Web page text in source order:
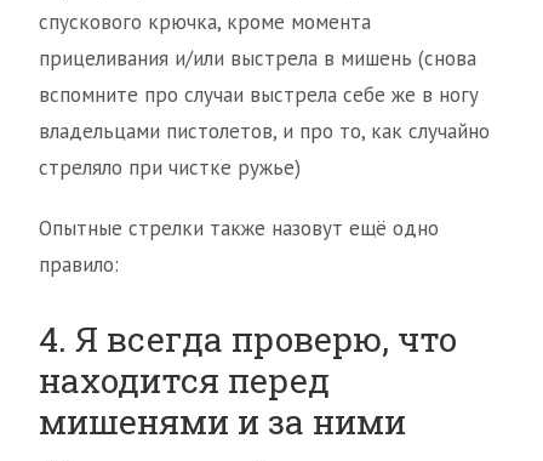
спускового крючка, кроме момента
прицеливания и/или выстрела в мишень (снова
вспомните про случаи выстрела себе же в ногу
владельцами пистолетов, и про то, как случайно
стреляло при чистке ружье)
Опытные стрелки также назовут ещё одно
правило:
4. Я всегда проверю, что
находится перед
мишенями и за ними